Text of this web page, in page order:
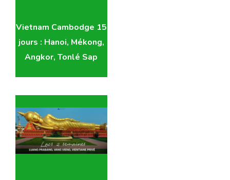
Vietnam Cambodge 15
jours : Hanoi, Mékong,
Angkor, Tonlé Sap